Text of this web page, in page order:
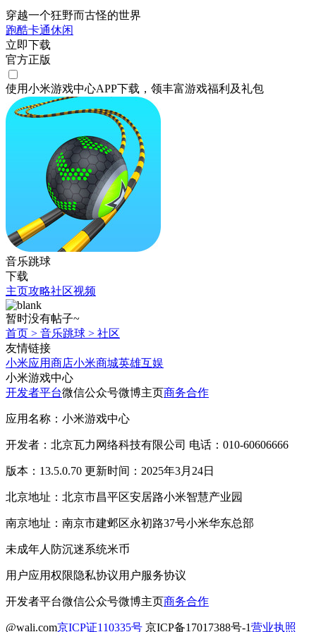
穿越一个狂野而古怪的世界
跑酷卡通休闲
立即下载
官方正版
使用小米游戏中心APP下载 ，领丰富游戏福利 及礼包
音乐跳球
下载
主页攻略社区视频
暂时没有帖子~
首页 > 音乐跳球 > 社区
友情链接
小米应用商店小米商城英雄互娱
小米游戏中心
开发者平台微信公众号微博主页商务合作
应用名称：小米游戏中心
开发者：北京瓦力网络科技有限公司 电话：010-60606666
版本：13.5.0.70 更新时间：2025年3月24日
北京地址：北京市昌平区安居路小米智慧产业园
南京地址：南京市建邺区永初路37号小米华东总部
未成年人防沉迷系统米币
用户应用权限隐私协议用户服务协议
开发者平台微信公众号微博主页商务合作
@wali.com京ICP证110335号 京ICP备17017388号-1营业执照